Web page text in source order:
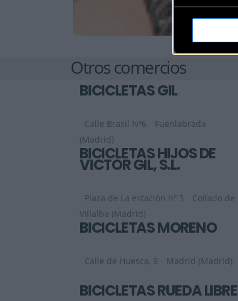
Otros comercios
BICICLETAS GIL
Calle Brasil Nº6
Fuenlabrada
(Madrid)
BICICLETAS HIJOS DE
VICTOR GIL, S.L.
Plaza de La estación nº 3
Collado de
Villalba (Madrid)
BICICLETAS MORENO
Calle de Huesca, 9 Madrid (Madrid)
BICICLETAS RUEDA LIBRE